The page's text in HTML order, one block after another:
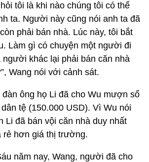
tôi là khi nào chúng tôi có thể
ta. Người này cũng nói anh ta đã
phải bán nhà. Lúc này, tôi bắt
Làm gì có chuyện một người đi
người khác lại phải bán căn nhà
Wang nói với cảnh sát.
ông họ Li đã cho Wu mượn số
tệ (150.000 USD). Vì Wu nói
Li đã bán vội căn nhà duy nhất
rẻ hơn giá thị trường.
năm nay, Wang, người đã cho